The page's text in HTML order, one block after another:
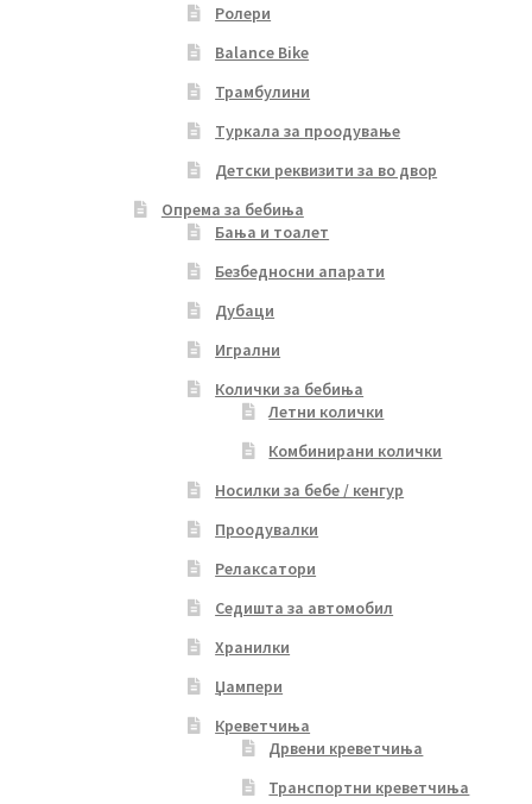
Ролери
Balance Bike
Трамбулини
Туркала за проодување
Детски реквизити за во двор
Опрема за бебиња
Бања и тоалет
Безбедносни апарати
Дубаци
Игрални
Колички за бебиња
Летни колички
Комбинирани колички
Носилки за бебе / кенгур
Проодувалки
Релаксатори
Седишта за автомобил
Хранилки
Џампери
Креветчиња
Дрвени креветчиња
Транспортни креветчиња